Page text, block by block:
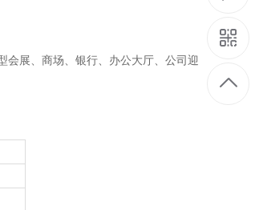
会展、商场、银行、办公大厅、公司迎